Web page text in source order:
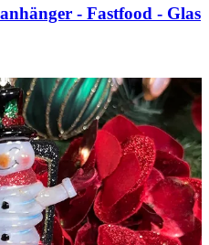
- Fastfood - Glas